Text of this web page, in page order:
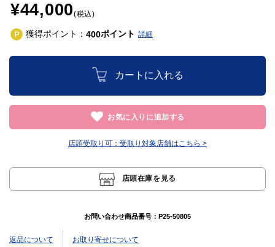
¥44,000(税込)
獲得ポイント： 400ポイント 詳細
カートに入れる
お気に入りに追加する
店頭受取り可： 受取り対象店舗はこちら >
店頭在庫を見る
お問い合わせ商品番号： P25-50805
返品について お取り寄せについて